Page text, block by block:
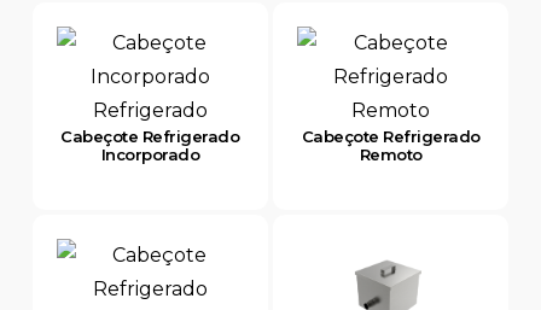
Cabeçote Refrigerado
Incorporado
Cabeçote Refrigerado
Remoto